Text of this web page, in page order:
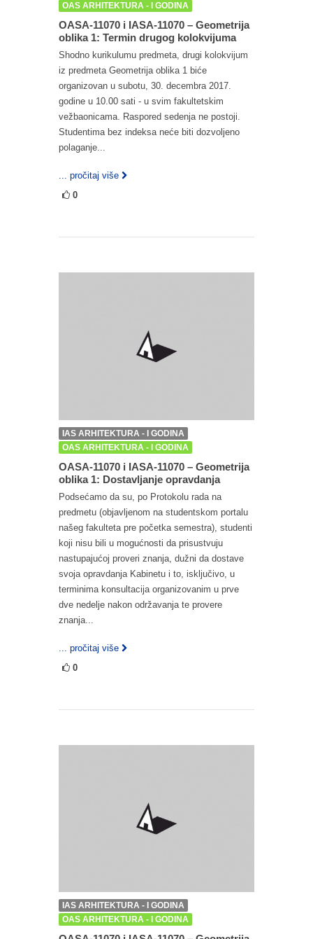
OAS ARHITEKTURA - I GODINA
OASA-11070 i IASA-11070 – Geometrija
oblika 1: Termin drugog kolokvijuma
Shodno kurikulumu predmeta, drugi kolokvijum
iz predmeta Geometrija oblika 1 biće
organizovan u subotu, 30. decembra 2017.
godine u 10.00 sati - u svim fakultetskim
vežbaonicama. Raspored sedenja ne postoji.
Studentima bez indeksa neće biti dozvoljeno
polaganje...
... pročitaj više
0
IAS ARHITEKTURA - I GODINA
OAS ARHITEKTURA - I GODINA
OASA-11070 i IASA-11070 – Geometrija
oblika 1: Dostavljanje opravdanja
Podsećamo da su, po Protokolu rada na
predmetu (objavljenom na studentskom portalu
našeg fakulteta pre početka semestra), studenti
koji nisu bili u mogućnosti da prisustvuju
nastupajućoj proveri znanja, dužni da dostave
svoja opravdanja Kabinetu i to, isključivo, u
terminima konsultacija organizovanim u prve
dve nedelje nakon održavanja te provere
znanja...
... pročitaj više
0
IAS ARHITEKTURA - I GODINA
OAS ARHITEKTURA - I GODINA